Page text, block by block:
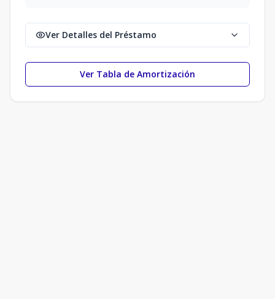
Ver Detalles del Préstamo
Ver Tabla de Amortización